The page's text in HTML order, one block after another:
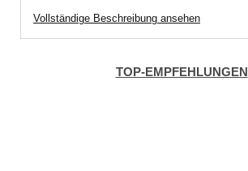
Vollständige Beschreibung ansehen
TOP-EMPFEHLUNGEN